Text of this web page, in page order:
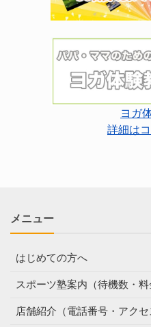
ヨガ
詳細は
メニュー
はじめての方へ
スポーツ塾案内（待機数・料
店舗紹介（電話番号・アクセ